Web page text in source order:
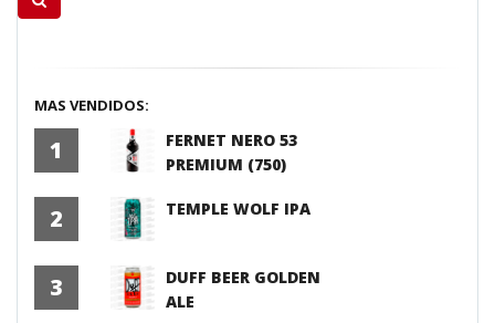
MAS VENDIDOS:
1
FERNET NERO 53
PREMIUM (750)
2 TEMPLE WOLF IPA
3
DUFF BEER GOLDEN
ALE